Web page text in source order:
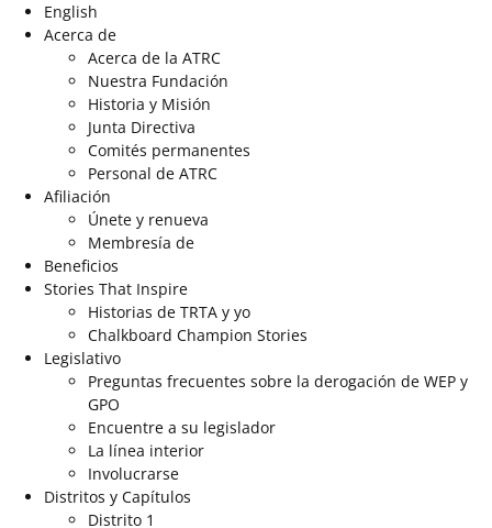
English
Acerca de
Acerca de la ATRC
Nuestra Fundación
Historia y Misión
Junta Directiva
Comités permanentes
Personal de ATRC
Afiliación
Únete y renueva
Membresía de
Beneficios
Stories That Inspire
Historias de TRTA y yo
Chalkboard Champion Stories
Legislativo
Preguntas frecuentes sobre la derogación de WEP y
GPO
Encuentre a su legislador
La línea interior
Involucrarse
Distritos y Capítulos
Distrito 1